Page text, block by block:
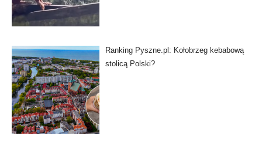
Ranking Pyszne.pl: Kołobrzeg kebabową
stolicą Polski?